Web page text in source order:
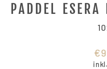
PADDEL